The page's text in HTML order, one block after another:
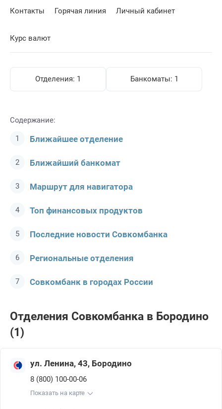
Контакты Горячая линия Личный кабинет
Курс валют
Отделения: 1 Банкоматы: 1
Содержание:
Ближайшее отделение
Ближайший банкомат
Маршрут для навигатора
Топ финансовых продуктов
Последние новости Совкомбанкa
Региональные отделения
Совкомбанк в городах России
Отделения Совкомбанкa в Бородино
(1)
ул. Ленина, 43, Бородино
8 (800) 100-00-06
Показать на карте